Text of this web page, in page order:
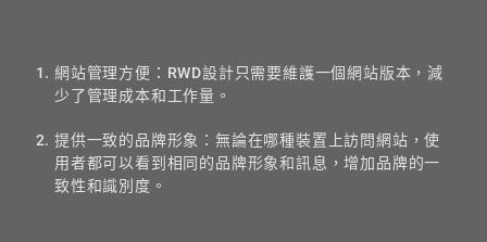
網站管理方便：RWD設計只需要維護一個網站版本，減
少了管理成本和工作量。
提供一致的品牌形象：無論在哪種裝置上訪問網站，使
用者都可以看到相同的品牌形象和訊息，增加品牌的一
致性和識別度。